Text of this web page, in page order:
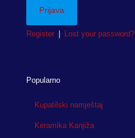
Register Lost your password?
Popularno
Kupatilski namještaj
Keramika Kanjiža